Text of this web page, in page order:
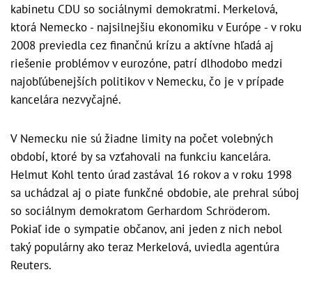
kabinetu CDU so sociálnymi demokratmi. Merkelová,
ktorá Nemecko - najsilnejšiu ekonomiku v Európe - v roku
2008 previedla cez finančnú krízu a aktívne hľadá aj
riešenie problémov v eurozóne, patrí dlhodobo medzi
najobľúbenejších politikov v Nemecku, čo je v prípade
kancelára nezvyčajné.
V Nemecku nie sú žiadne limity na počet volebných
období, ktoré by sa vzťahovali na funkciu kancelára.
Helmut Kohl tento úrad zastával 16 rokov a v roku 1998
sa uchádzal aj o piate funkčné obdobie, ale prehral súboj
so sociálnym demokratom Gerhardom Schröderom.
Pokiaľ ide o sympatie občanov, ani jeden z nich nebol
taký populárny ako teraz Merkelová, uviedla agentúra
Reuters.